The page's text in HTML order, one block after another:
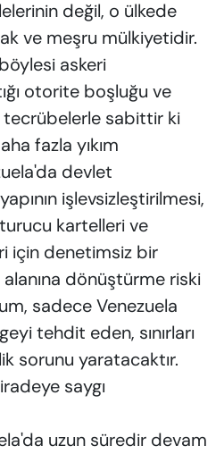
değil, o ülkede
ve meşru mülkiyetidir.
askeri
otorite boşluğu ve
tecrübelerle sabittir ki
fazla yıkım
devlet
işlevsizleştirilmesi,
kartelleri ve
için denetimsiz bir
dönüştürme riski
sadece Venezuela
tehdit eden, sınırları
sorunu yaratacaktır.
saygı
uzun süredir devam